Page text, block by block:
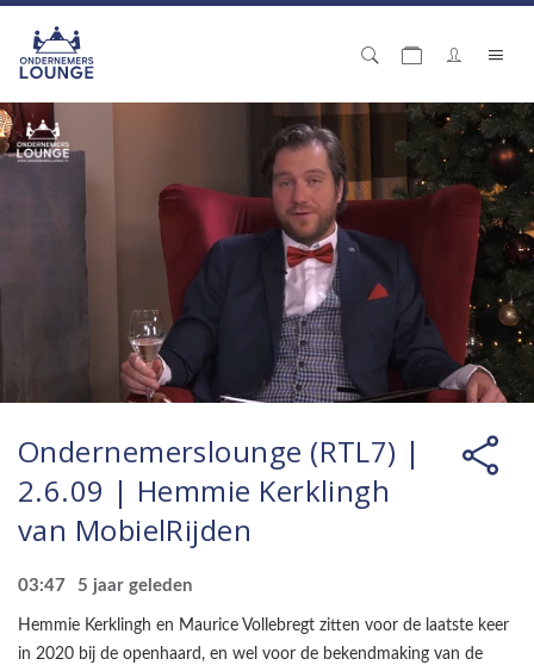
Ondernemerslounge (RTL7) |
2.6.09 | Hemmie Kerklingh
van MobielRijden
03:47 5 jaar geleden
Hemmie Kerklingh en Maurice Vollebregt zitten voor de laatste keer
in 2020 bij de openhaard, en wel voor de bekendmaking van de